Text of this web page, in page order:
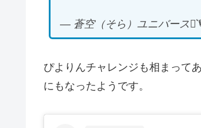
— 蒼空（そら）ユニバース
ぴよりんチャレンジも相まって
にもなったようです。